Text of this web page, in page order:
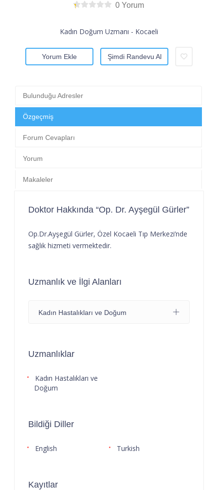
0 Yorum
Kadın Doğum Uzmanı - Kocaeli
Yorum Ekle Şimdi Randevu Al
Bulunduğu Adresler
Özgeçmiş
Forum Cevapları
Yorum
Makaleler
Doktor Hakkında “Op. Dr. Ayşegül Gürler”
Op.Dr.Ayşegül Gürler, Özel Kocaeli Tıp Merkezi’nde
sağlık hizmeti vermektedir.
Uzmanlık ve İlgi Alanları
Kadın Hastalıkları ve Doğum
Uzmanlıklar
Kadın Hastalıkları ve
Doğum
Bildiği Diller
English Turkish
Kayıtlar